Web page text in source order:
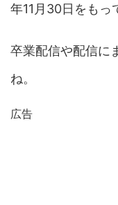
年11月30日をもっ
卒業配信や配信に
ね。
広告